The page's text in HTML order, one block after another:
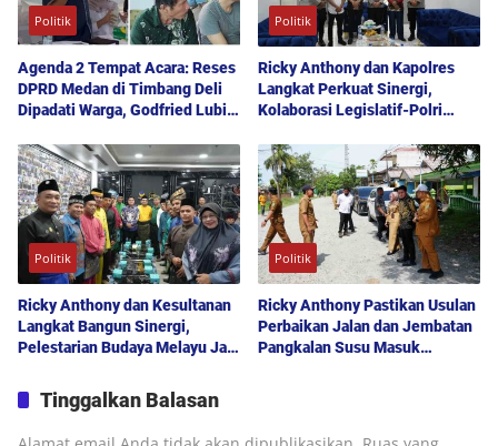
Politik
Agenda 2 Tempat Acara: Reses
DPRD Medan di Timbang Deli
Dipadati Warga, Godfried Lubis
hingga Layanan UHC
Politik
Ricky Anthony dan Kapolres
Langkat Perkuat Sinergi,
Kolaborasi Legislatif-Polri
Kondusif
Politik
Ricky Anthony dan Kesultanan
Langkat Bangun Sinergi,
Pelestarian Budaya Melayu Jadi
Politik
Ricky Anthony Pastikan Usulan
Perbaikan Jalan dan Jembatan
Pangkalan Susu Masuk
Tinggalkan Balasan